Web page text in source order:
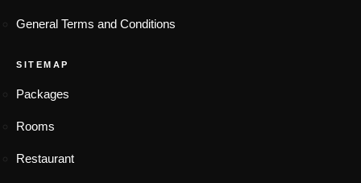
General Terms and Conditions
SITEMAP
Packages
Rooms
Restaurant